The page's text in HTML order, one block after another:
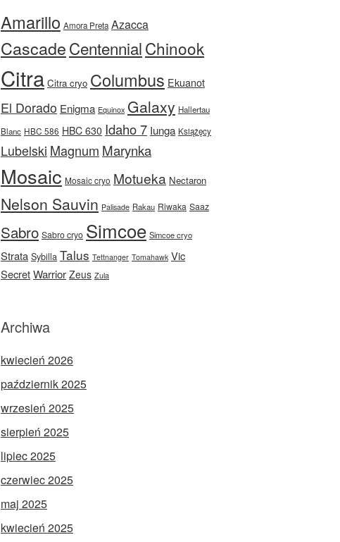
Amarillo Amora Preta Azacca
CascadeCentennialChinook
Citra Citra cryo Columbus Ekuanot
El Dorado Enigma Equinox Galaxy Hallertau
Blanc HBC 586 HBC 630 Idaho 7 Iunga Książęcy
Lubelski Magnum Marynka
Mosaic Mosaic cryo Motueka Nectaron
Nelson Sauvin Palisade Rakau Riwaka Saaz
Sabro Sabro cryo Simcoe Simcoe cryo
Strata Sybilla Talus Tettnanger Tomahawk Vic
SecretWarrior Zeus Zula
Archiwa
kwiecień 2026
październik 2025
wrzesień 2025
sierpień 2025
lipiec 2025
czerwiec 2025
maj 2025
kwiecień 2025